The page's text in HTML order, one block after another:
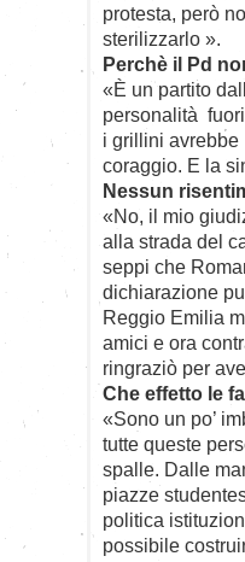
protesta, però
sterilizzarlo ».
Perchè il Pd
«È un partito
personalità
i grillini avrebbe
coraggio. E la
Nessun
«No, il mio
alla strada del
seppi che
dichiarazione
Reggio Emilia
amici e ora
ringraziò per
Che effetto le
«Sono un po’
tutte queste
spalle. Dalle
piazze
politica
possibile